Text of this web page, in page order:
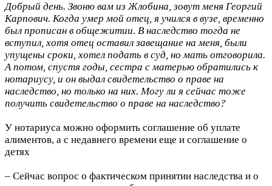
Добрый день. Звоню вам из Жлобина, зовут меня Георгий
Карпович. Когда умер мой отец, я учился в вузе, временно
был прописан в общежитии. В наследство тогда не
вступил, хотя отец оставил завещание на меня, были
упущены сроки, хотел подать в суд, но мать отговорила.
А потом, спустя годы, сестра с матерью обратились к
нотариусу, и он выдал свидетельство о праве на
наследство, но только на них. Могу ли я сейчас тоже
получить свидетельство о праве на наследство?
У нотариуса можно оформить соглашение об уплате
алиментов, а с недавнего времени еще и соглашение о
детях
– Сейчас вопрос о фактическом принятии наследства и о